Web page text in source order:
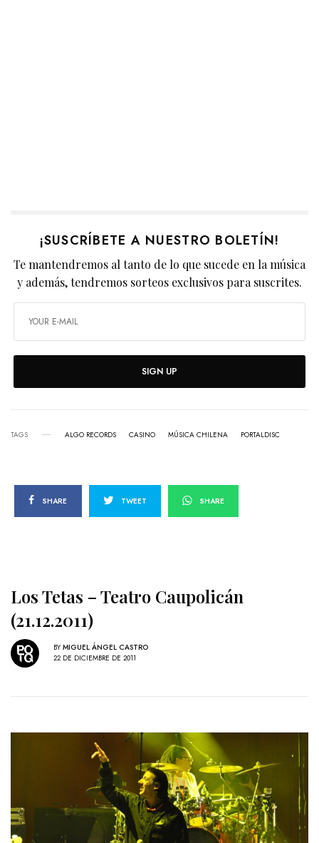
¡SUSCRÍBETE A NUESTRO BOLETÍN!
Te mantendremos al tanto de lo que sucede en la música
y además, tendremos sorteos exclusivos para suscrites.
SIGN UP
TAGS ALGO RECORDS CASINO MÚSICA CHILENA PORTALDISC
SHARE TWEET SHARE
Los Tetas – Teatro Caupolicán
(21.12.2011)
BY MIGUEL ÁNGEL CASTRO
22 DE DICIEMBRE DE 2011